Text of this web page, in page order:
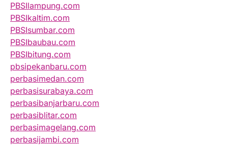
PBSIlampung.com
PBSIkaltim.com
PBSIsumbar.com
PBSIbaubau.com
PBSIbitung.com
pbsipekanbaru.com
perbasimedan.com
perbasisurabaya.com
perbasibanjarbaru.com
perbasiblitar.com
perbasimagelang.com
perbasijambi.com